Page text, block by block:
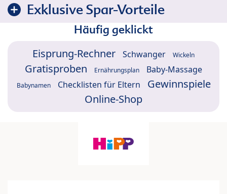
Exklusive Spar-Vorteile
Häufig geklickt
Eisprung-Rechner Schwanger Wickeln
Gratisproben Ernährungsplan Baby-Massage
Babynamen Checklisten für Eltern
Gewinnspiele
Online-Shop